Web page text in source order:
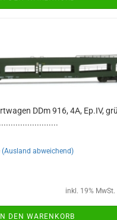
DDm 916, 4A, Ep.IV,
(Ausland abweichend)
inkl. 19% MwSt.
IN DEN WARENKORB